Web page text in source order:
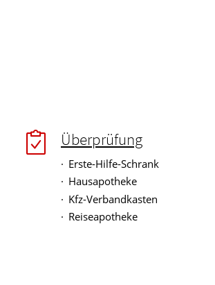
Überprüfung
Erste-Hilfe-Schrank
Hausapotheke
Kfz-Verbandkasten
Reiseapotheke